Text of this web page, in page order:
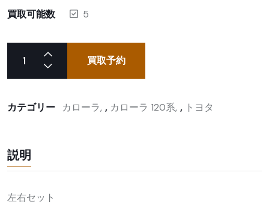
買取可能数
5
買取予約
カテゴリー カローラ , カローラ 120系 , トヨタ
説明
左右セット